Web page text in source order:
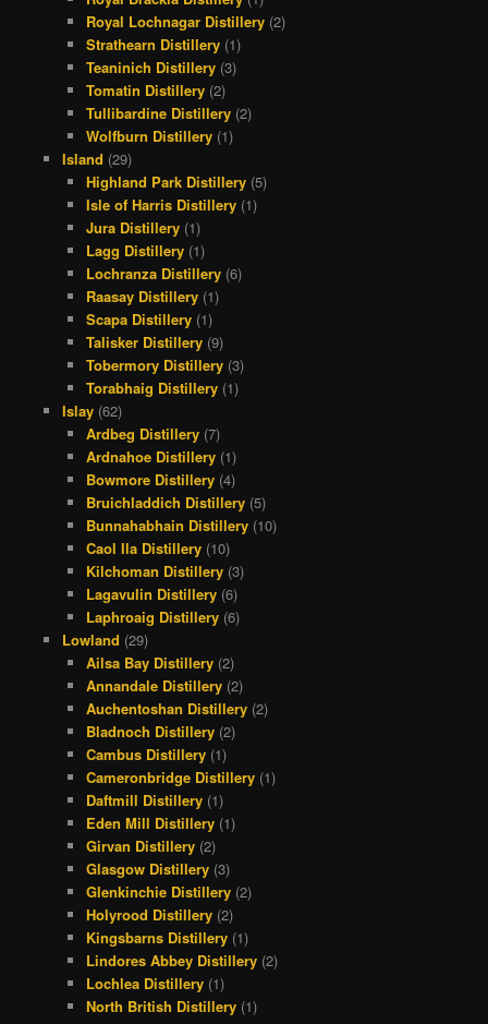
Royal Lochnagar Distillery (2)
Strathearn Distillery (1)
Teaninich Distillery (3)
Tomatin Distillery (2)
Tullibardine Distillery (2)
Wolfburn Distillery (1)
Island (29)
Highland Park Distillery (5)
Isle of Harris Distillery (1)
Jura Distillery (1)
Lagg Distillery (1)
Lochranza Distillery (6)
Raasay Distillery (1)
Scapa Distillery (1)
Talisker Distillery (9)
Tobermory Distillery (3)
Torabhaig Distillery (1)
Islay(62)
Ardbeg Distillery (7)
Ardnahoe Distillery (1)
Bowmore Distillery (4)
Bruichladdich Distillery (5)
Bunnahabhain Distillery (10)
Caol Ila Distillery (10)
Kilchoman Distillery (3)
Lagavulin Distillery (6)
Laphroaig Distillery (6)
Lowland (29)
Ailsa Bay Distillery (2)
Annandale Distillery (2)
Auchentoshan Distillery (2)
Bladnoch Distillery (2)
Cambus Distillery (1)
Cameronbridge Distillery (1)
Daftmill Distillery (1)
Eden Mill Distillery (1)
Girvan Distillery (2)
Glasgow Distillery (3)
Glenkinchie Distillery (2)
Holyrood Distillery (2)
Kingsbarns Distillery (1)
Lindores Abbey Distillery (2)
Lochlea Distillery (1)
North British Distillery (1)